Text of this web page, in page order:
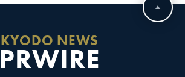
KYODO NEWS
PRWIRE